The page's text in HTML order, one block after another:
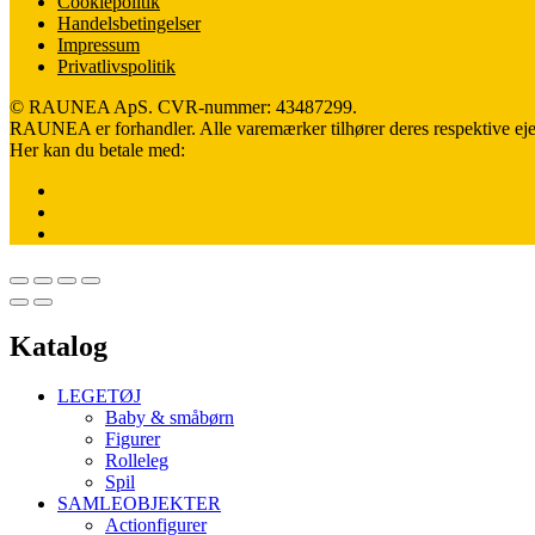
Handelsbetingelser
Impressum
Privatlivspolitik
© RAUNEA ApS. CVR-nummer: 43487299.
RAUNEA er forhandler. Alle varemærker tilhører deres respektive
Her kan du betale med:
Katalog
LEGETØJ
Baby & småbørn
Figurer
Rolleleg
Spil
SAMLEOBJEKTER
Actionfigurer